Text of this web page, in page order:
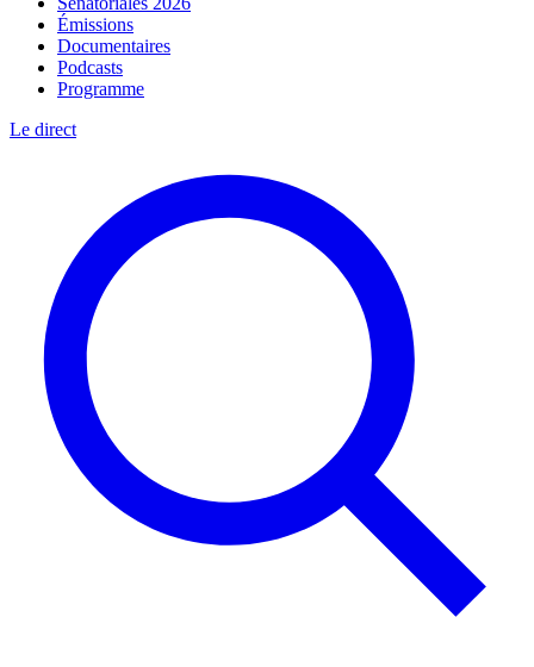
Émissions
Documentaires
Podcasts
Programme
Le direct